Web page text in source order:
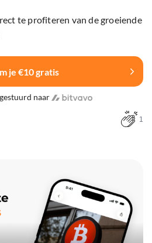
te profiteren van de groeiende
je €10 gratis
naar
1